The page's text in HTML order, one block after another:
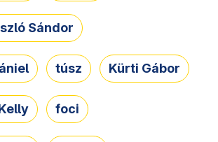
Sándor
túsz Kürti Gábor
foci